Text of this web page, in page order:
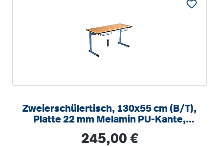
Zweierschülertisch, 130x55 cm (B/T),
Platte 22 mm Melamin PU-Kante,
Regulärer Preis:
245,00 €